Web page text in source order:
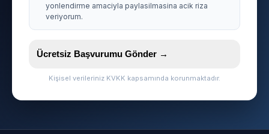
yonlendirme amaciyla paylasilmasina acik riza
veriyorum.
Ücretsiz Başvurumu Gönder →
Kişisel verileriniz KVKK kapsamında korunmaktadır.